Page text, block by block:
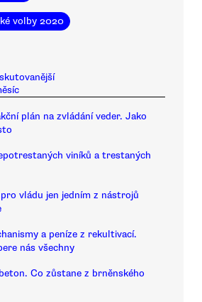
volby 2020
plán na zvládání veder. Jako
viníků a trestaných
vládu jen jedním z nástrojů
a peníze z rekultivací.
nás všechny
Co zůstane z brněnského